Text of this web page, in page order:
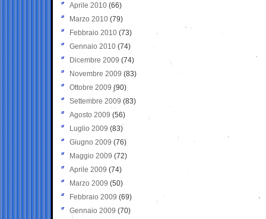
Aprile 2010 (66)
Marzo 2010 (79)
Febbraio 2010 (73)
Gennaio 2010 (74)
Dicembre 2009 (74)
Novembre 2009 (83)
Ottobre 2009 (90)
Settembre 2009 (83)
Agosto 2009 (56)
Luglio 2009 (83)
Giugno 2009 (76)
Maggio 2009 (72)
Aprile 2009 (74)
Marzo 2009 (50)
Febbraio 2009 (69)
Gennaio 2009 (70)